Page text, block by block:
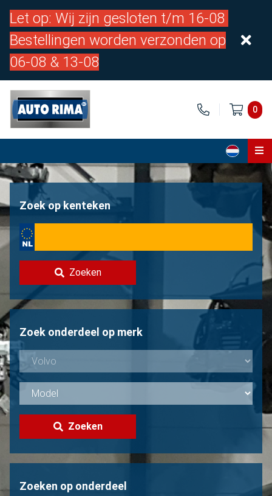
Let op: Wij zijn gesloten t/m 16-08
Bestellingen worden verzonden op
06-08 & 13-08
0
Home
Over ons
Volvo verkopen?
Niet gevonden?
Zoek op kenteken
Zoeken
Zoek onderdeel op merk
Zoeken
Zoeken op onderdeel